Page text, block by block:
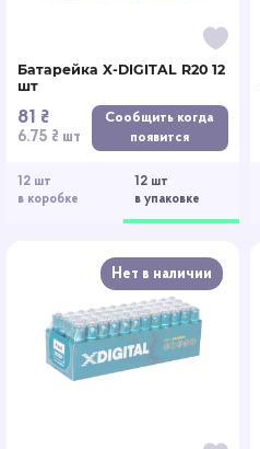
12 шт
в коробке
12 шт
в упаковке
Батарейка X-DIGITAL R20 12
шт
81 ₴
6.75 ₴ шт
Сообщить когда
появится
Нет в наличии